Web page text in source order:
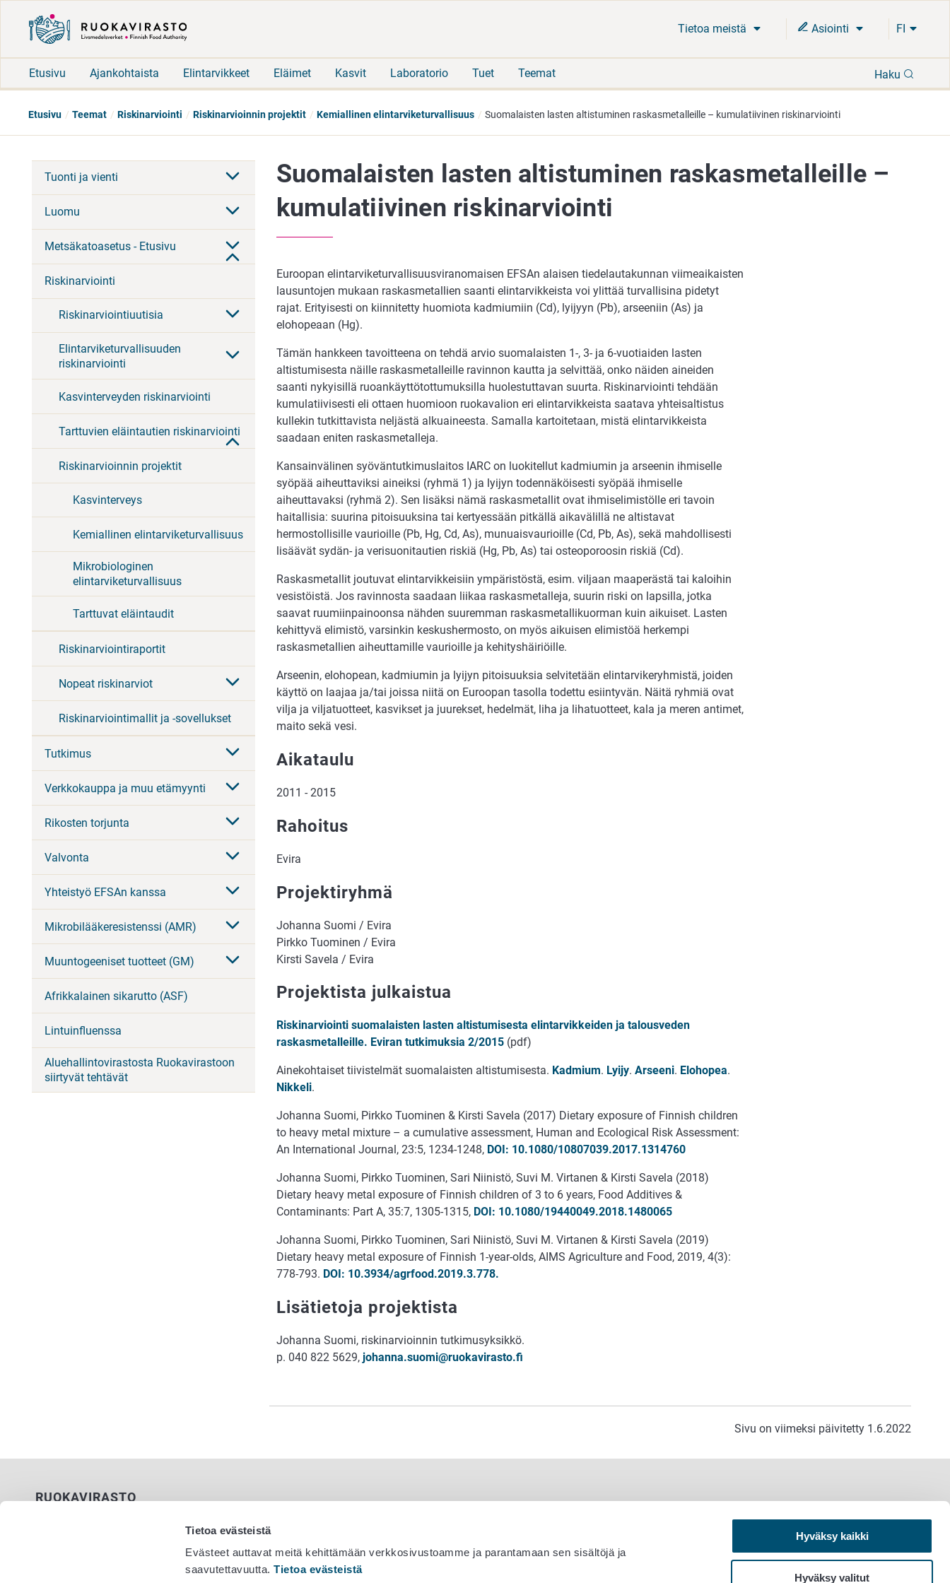
Tietoa evästeistä
Evästeet auttavat meitä kehittämään verkkosivustoamme ja parantamaan sen sisältöjä ja
saavutettavuutta.Tietoa evästeistä
Hyväksy kaikki
Hyväksy valitut
Tietoa meistä Asiointi FI
Etusivu Ajankohtaista Elintarvikkeet Eläimet Kasvit Laboratorio Tuet Teemat Haku
Etusivu Teemat Riskinarviointi Riskinarvioinnin projektit Kemiallinen elintarviketurvallisuus Suomalaisten lasten altistuminen raskasmetalleille – kumulatiivinen riskinarviointi
Tuonti ja vienti
Luomu
Metsäkatoasetus - Etusivu
Riskinarviointi
Riskinarviointiuutisia
Elintarviketurvallisuuden
riskinarviointi
Kasvinterveyden riskinarviointi
Tarttuvien eläintautien riskinarviointi
Riskinarvioinnin projektit
Kasvinterveys
Kemiallinen elintarviketurvallisuus
Mikrobiologinen
elintarviketurvallisuus
Tarttuvat eläintaudit
Riskinarviointiraportit
Nopeat riskinarviot
Riskinarviointimallit ja -sovellukset
Tutkimus
Verkkokauppa ja muu etämyynti
Rikosten torjunta
Valvonta
Yhteistyö EFSAn kanssa
Mikrobilääkeresistenssi (AMR)
Muuntogeeniset tuotteet (GM)
Afrikkalainen sikarutto (ASF)
Lintuinfluenssa
Aluehallintovirastosta Ruokavirastoon
siirtyvät tehtävät
Suomalaisten lasten altistuminen raskasmetalleille –
kumulatiivinen riskinarviointi
Euroopan elintarviketurvallisuusviranomaisen EFSAn alaisen tiedelautakunnan viimeaikaisten
lausuntojen mukaan raskasmetallien saanti elintarvikkeista voi ylittää turvallisina pidetyt
rajat. Erityisesti on kiinnitetty huomiota kadmiumiin (Cd), lyijyyn (Pb), arseeniin (As) ja
elohopeaan (Hg).
Tämän hankkeen tavoitteena on tehdä arvio suomalaisten 1-, 3- ja 6-vuotiaiden lasten
altistumisesta näille raskasmetalleille ravinnon kautta ja selvittää, onko näiden aineiden
saanti nykyisillä ruoankäyttötottumuksilla huolestuttavan suurta. Riskinarviointi tehdään
kumulatiivisesti eli ottaen huomioon ruokavalion eri elintarvikkeista saatava yhteisaltistus
kullekin tutkittavista neljästä alkuaineesta. Samalla kartoitetaan, mistä elintarvikkeista
saadaan eniten raskasmetalleja.
Kansainvälinen syöväntutkimuslaitos IARC on luokitellut kadmiumin ja arseenin ihmiselle
syöpää aiheuttaviksi aineiksi (ryhmä 1) ja lyijyn todennäköisesti syöpää ihmiselle
aiheuttavaksi (ryhmä 2). Sen lisäksi nämä raskasmetallit ovat ihmiselimistölle eri tavoin
haitallisia: suurina pitoisuuksina tai kertyessään pitkällä aikavälillä ne altistavat
hermostollisille vaurioille (Pb, Hg, Cd, As), munuaisvaurioille (Cd, Pb, As), sekä mahdollisesti
lisäävät sydän- ja verisuonitautien riskiä (Hg, Pb, As) tai osteoporoosin riskiä (Cd).
Raskasmetallit joutuvat elintarvikkeisiin ympäristöstä, esim. viljaan maaperästä tai kaloihin
vesistöistä. Jos ravinnosta saadaan liikaa raskasmetalleja, suurin riski on lapsilla, jotka
saavat ruumiinpainoonsa nähden suuremman raskasmetallikuorman kuin aikuiset. Lasten
kehittyvä elimistö, varsinkin keskushermosto, on myös aikuisen elimistöä herkempi
raskasmetallien aiheuttamille vaurioille ja kehityshäiriöille.
Arseenin, elohopean, kadmiumin ja lyijyn pitoisuuksia selvitetään elintarvikeryhmistä, joiden
käyttö on laajaa ja/tai joissa niitä on Euroopan tasolla todettu esiintyvän. Näitä ryhmiä ovat
vilja ja viljatuotteet, kasvikset ja juurekset, hedelmät, liha ja lihatuotteet, kala ja meren antimet,
maito sekä vesi.
Aikataulu
2011 - 2015
Rahoitus
Evira
Projektiryhmä
Johanna Suomi / Evira
Pirkko Tuominen / Evira
Kirsti Savela / Evira
Projektista julkaistua
Riskinarviointi suomalaisten lasten altistumisesta elintarvikkeiden ja talousveden
raskasmetalleille. Eviran tutkimuksia 2/2015 (pdf)
Ainekohtaiset tiivistelmät suomalaisten altistumisesta. Kadmium. Lyijy. Arseeni. Elohopea.
Nikkeli.
Johanna Suomi, Pirkko Tuominen & Kirsti Savela (2017) Dietary exposure of Finnish children
to heavy metal mixture – a cumulative assessment, Human and Ecological Risk Assessment:
An International Journal, 23:5, 1234-1248, DOI: 10.1080/10807039.2017.1314760
Johanna Suomi, Pirkko Tuominen, Sari Niinistö, Suvi M. Virtanen & Kirsti Savela (2018)
Dietary heavy metal exposure of Finnish children of 3 to 6 years, Food Additives &
Contaminants: Part A, 35:7, 1305-1315, DOI: 10.1080/19440049.2018.1480065
Johanna Suomi, Pirkko Tuominen, Sari Niinistö, Suvi M. Virtanen & Kirsti Savela (2019)
Dietary heavy metal exposure of Finnish 1-year-olds, AIMS Agriculture and Food, 2019, 4(3):
778-793. DOI: 10.3934/agrfood.2019.3.778.
Lisätietoja projektista
Johanna Suomi, riskinarvioinnin tutkimusyksikkö.
p. 040 822 5629, johanna.suomi@ruokavirasto.fi
Sivu on viimeksi päivitetty 1.6.2022
RUOKAVIRASTO